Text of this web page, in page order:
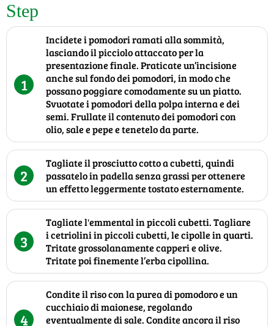
Step
1
Incidete i pomodori ramati alla sommità,
lasciando il picciolo attaccato per la
presentazione finale. Praticate un’incisione
anche sul fondo dei pomodori, in modo che
possano poggiare comodamente su un piatto.
Svuotate i pomodori della polpa interna e dei
semi. Frullate il contenuto dei pomodori con
olio, sale e pepe e tenetelo da parte.
2
Tagliate il prosciutto cotto a cubetti, quindi
passatelo in padella senza grassi per ottenere
un effetto leggermente tostato esternamente.
3
Tagliate l'emmental in piccoli cubetti. Tagliare
i cetriolini in piccoli cubetti, le cipolle in quarti.
Tritate grossolanamente capperi e olive.
Tritate poi finemente l’erba cipollina.
4
Condite il riso con la purea di pomodoro e un
cucchiaio di maionese, regolando
eventualmente di sale. Condite ancora il riso